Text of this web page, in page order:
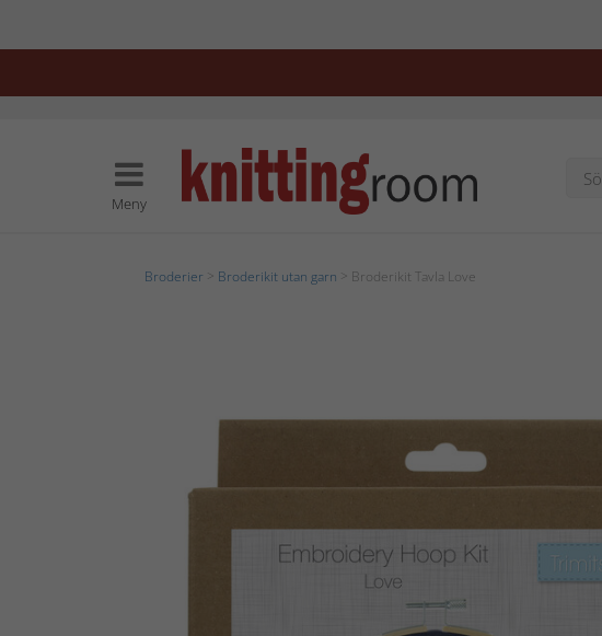
Meny
Broderier Broderikit utan garn > Broderikit Tavla Love